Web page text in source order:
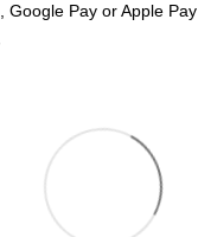
Google Pay or Apple Pay